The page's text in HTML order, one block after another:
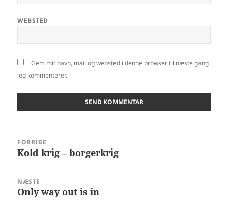
WEBSTED
Gem mit navn, mail og websted i denne browser til næste gang
jeg kommenterer.
FORRIGE
Forrige
Kold krig – borgerkrig
NÆSTE
Næste
Only way out is in